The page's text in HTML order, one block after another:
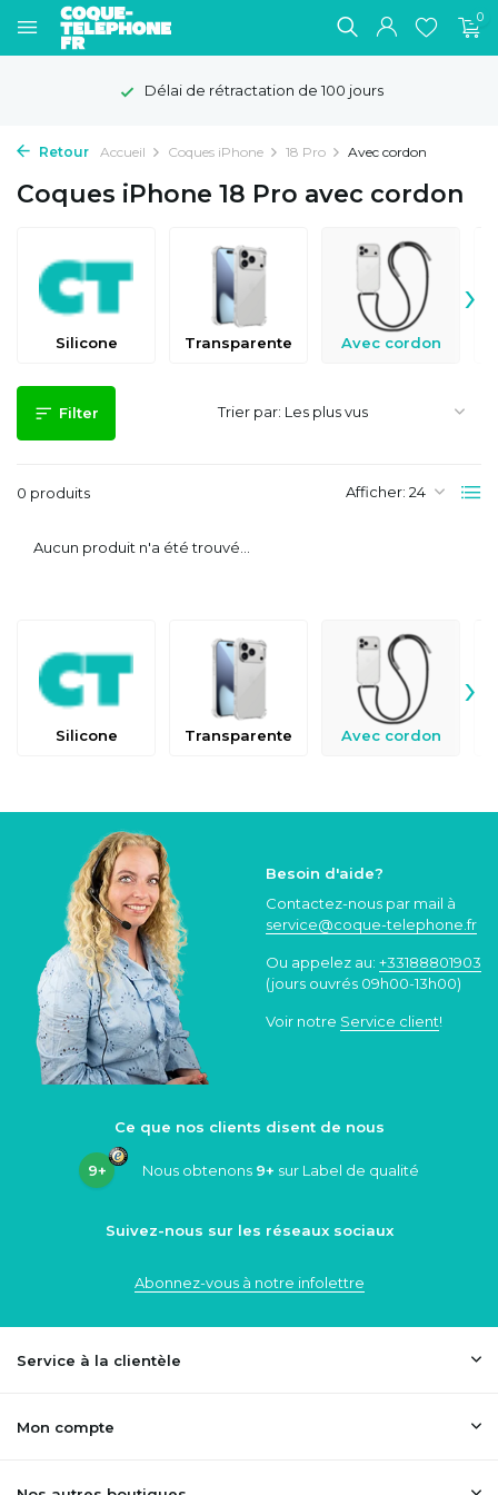
0
Délai de rétractation de 100 jours
Retour Accueil Coques iPhone 18 Pro Avec cordon
Coques iPhone 18 Pro avec cordon
Silicone Transparente Avec cordon
›
Filter
0 produits Afficher:
Trier par:
Aucun produit n'a été trouvé...
Silicone Transparente Avec cordon
›
Besoin d'aide?
Contactez-nous par mail à
service@coque-telephone.fr
Ou appelez au: +33188801903
(jours ouvrés 09h00-13h00)
Voir notre Service client!
Ce que nos clients disent de nous
9+ Nous obtenons 9+ sur Label de qualité
Suivez-nous sur les réseaux sociaux
Abonnez-vous à notre infolettre
Service à la clientèle
Mon compte